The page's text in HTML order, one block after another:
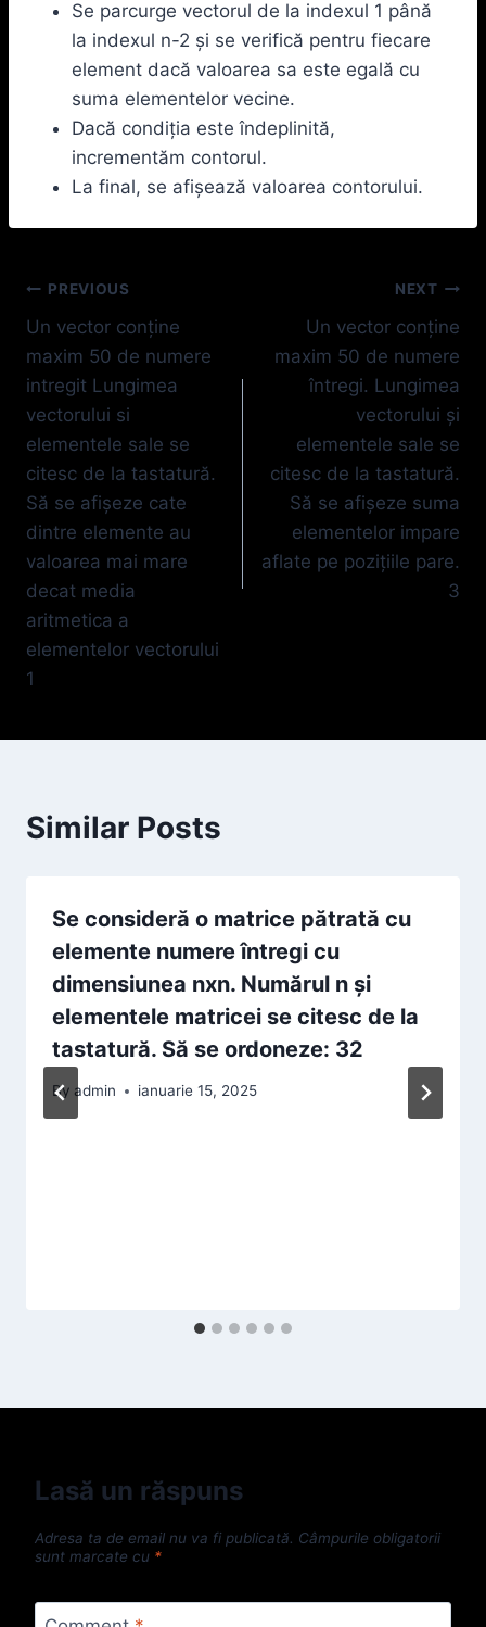
Se parcurge vectorul de la indexul 1 până
la indexul n-2 şi se verifică pentru fiecare
element dacă valoarea sa este egală cu
suma elementelor vecine.
Dacă condiţia este îndeplinită,
incrementăm contorul.
La final, se afişează valoarea contorului.
Navigare
în
articole
PREVIOUS
Un vector conţine
maxim 50 de numere
intregit Lungimea
vectorului si
elementele sale se
citesc de la tastatură.
Să se afişeze cate
dintre elemente au
valoarea mai mare
decat media
aritmetica a
elementelor vectorului
1
NEXT
Un vector conţine
maxim 50 de numere
întregi. Lungimea
vectorului şi
elementele sale se
citesc de la tastatură.
Să se afişeze suma
elementelor impare
aflate pe poziţiile pare.
3
Similar Posts
Se consideră o matrice pătrată cu
elemente numere întregi cu
dimensiunea nxn. Numărul n şi
elementele matricei se citesc de la
tastatură. Să se ordoneze: 32
By admin ianuarie 15, 2025
Lasă un răspuns
Adresa ta de email nu va fi publicată. Câmpurile obligatorii
sunt marcate cu *